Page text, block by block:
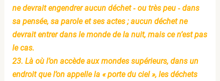
ne devrait engendrer aucun déchet ‐ ou très peu ‐ dans
sa pensée, sa parole et ses actes ; aucun déchet ne
devrait entrer dans le monde de la nuit, mais ce n’est pas
le cas.
23. Là où l’on accède aux mondes supérieurs, dans un
endroit que l’on appelle la « porte du ciel », les déchets